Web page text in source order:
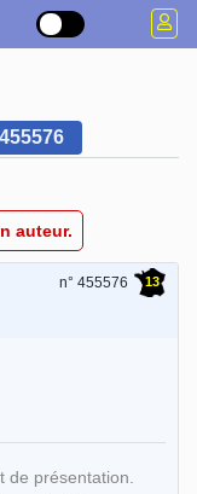
auteur.
n° 455576 13
présentation.